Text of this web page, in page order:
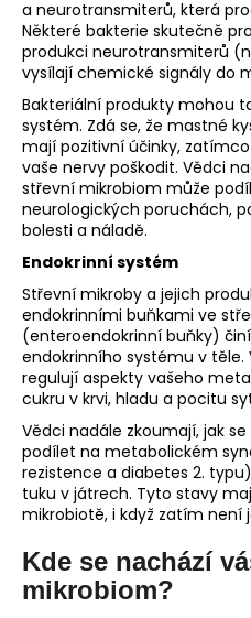
a neurotransmiterů, která
Některé bakterie skutečně
produkci neurotransmiterů
vysílají chemické signály do
Bakteriální produkty mohou
systém. Zdá se, že mastné
mají pozitivní účinky,
vaše nervy poškodit. Vědci
střevní mikrobiom může
neurologických poruchách,
bolesti a náladě.
Endokrinní systém
Střevní mikroby a jejich
endokrinními buňkami ve
(enteroendokrinní buňky)
endokrinního systému v těle.
regulují aspekty vašeho
cukru v krvi, hladu a pocitu
Vědci nadále zkoumají, jak
podílet na metabolickém
rezistence a diabetes 2.
tuku v játrech. Tyto stavy
mikrobiotě, i když zatím není
Kde se nachází
mikrobiom?